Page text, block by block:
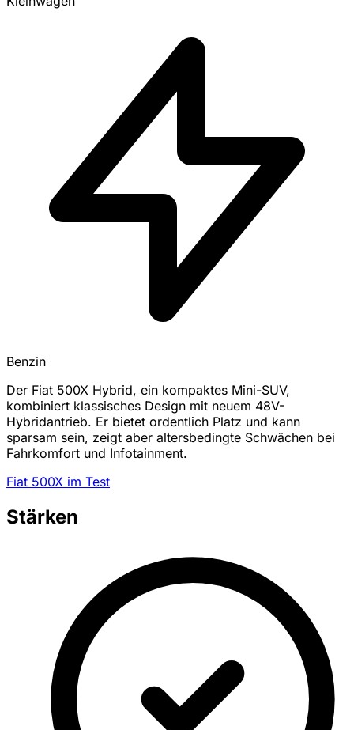
Benzin
Der Fiat 500X Hybrid, ein kompaktes Mini-SUV,
kombiniert klassisches Design mit neuem 48V-
Hybridantrieb. Er bietet ordentlich Platz und kann
sparsam sein, zeigt aber altersbedingte Schwächen bei
Fahrkomfort und Infotainment.
Fiat 500X im Test
Stärken